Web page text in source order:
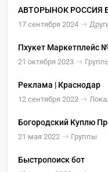
АВТОРЫНОК РОССИЯ
17 сентября 2024
Пхукет Маркетплейс
21 октября 2023
Реклама | Краснодар
12 сентября 2023
Богородский Куплю
21 мая 2022 Группы
Быстропоиск бот